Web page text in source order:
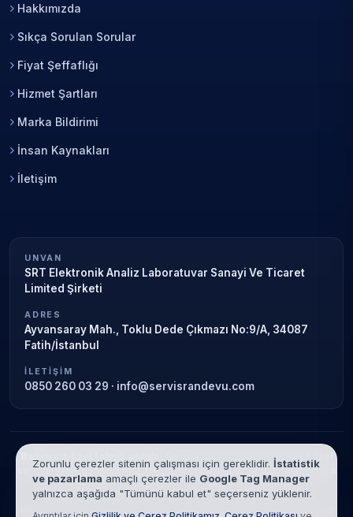
Hakkımızda
Sıkça Sorulan Sorular
Fiyat Şeffaflığı
Hizmet Şartları
Marka Bildirimi
İnsan Kaynakları
İletişim
UNVAN
SRT Elektronik Analiz Laboratuvar Sanayi Ve Ticaret
Limited Şirketi
ADRES
Ayvansaray Mah., Toklu Dede Çıkmazı No:9/A, 34087
Fatih/İstanbul
İLETIŞIM
0850 260 03 29 · info@servisrandevu.com
Garanti süresi sona ermiş veya özel
servis kapsamındaki cihazlar için hizmet verilir. Marka adları yalnızca
tanımlama amaçlıdır; yetkili servis ilişkisi bulunmamaktadır.
© 2026 SRT Elektronik Analiz Laboratuvar Sanayi Ve Ticaret Limited
Zorunlu çerezler sitenin çalışması için gereklidir. İstatistik
ve pazarlama amaçlı çerezler ile Google Tag Manager
yalnızca aşağıda "Tümünü kabul et" seçerseniz yüklenir.